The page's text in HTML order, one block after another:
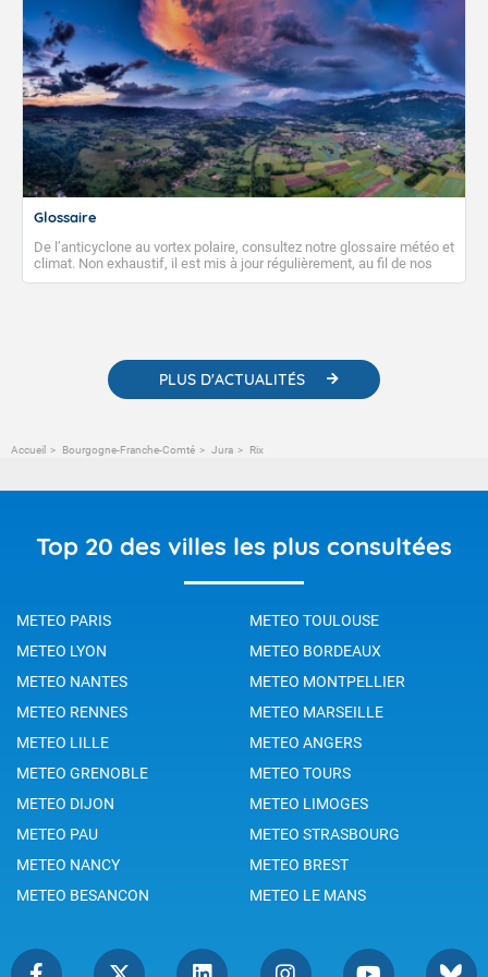
Glossaire
De l’anticyclone au vortex polaire, consultez notre glossaire météo et
climat. Non exhaustif, il est mis à jour régulièrement, au fil de nos
publications. Vous y trouverez également des liens utiles vers nos
PLUS D'ACTUALITÉS
Accueil Bourgogne-Franche-Comté Jura Rix
Top 20 des villes les plus consultées
METEO PARIS
METEO TOULOUSE
METEO LYON
METEO BORDEAUX
METEO NANTES
METEO MONTPELLIER
METEO RENNES
METEO MARSEILLE
METEO LILLE
METEO ANGERS
METEO GRENOBLE
METEO TOURS
METEO DIJON
METEO LIMOGES
METEO PAU
METEO STRASBOURG
METEO NANCY
METEO BREST
METEO BESANCON
METEO LE MANS